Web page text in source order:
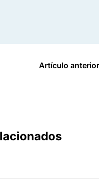
Artículo anterior